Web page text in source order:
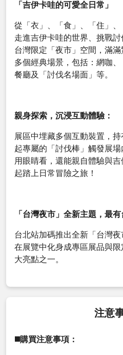
「吉伊卡哇的可愛全日常」
從「衣」、「食」、「住」
走進吉伊卡哇的世界、挑戰
台灣限定「夜市」空間，滿
多個經典場景，包括：網咖
餐廳及「討伐名場面」等。
親身探索，沉浸互動體驗：
展區中埋藏多個互動裝置，
起專屬的「討伐棒」觸發展
用眼睛看，還能親自體驗與
起踏上日常冒險之旅！
「台灣夜市」全新主題，最
台北站加碼推出全新「台灣
在展覽中化身成專區展品與
大亮點之一。
注意
◼️購買注意事項：